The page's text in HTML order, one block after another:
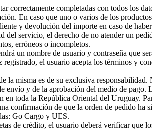
correctamente completadas con todos los
En caso que uno o varios de los
y devolución del importe en caso de
servicio, el derecho de no atender un
erróneos o incompletos.
un nombre de usuario y contraseña que
el usuario acepta los términos y
misma es de su exclusiva responsabilidad.
y de la aprobación del medio de
en toda la República Oriental del Uruguay.
confirmación de que la orden de pedido ha
Go Cargo y UES.
de crédito, el usuario deberá verificar que